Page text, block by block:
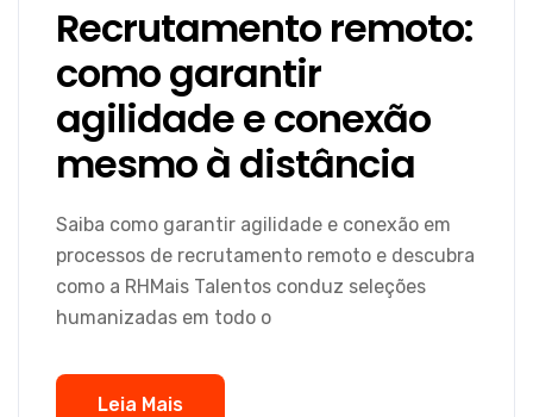
Recrutamento remoto:
como garantir
agilidade e conexão
mesmo à distância
Saiba como garantir agilidade e conexão em
processos de recrutamento remoto e descubra
como a RHMais Talentos conduz seleções
humanizadas em todo o
Leia Mais